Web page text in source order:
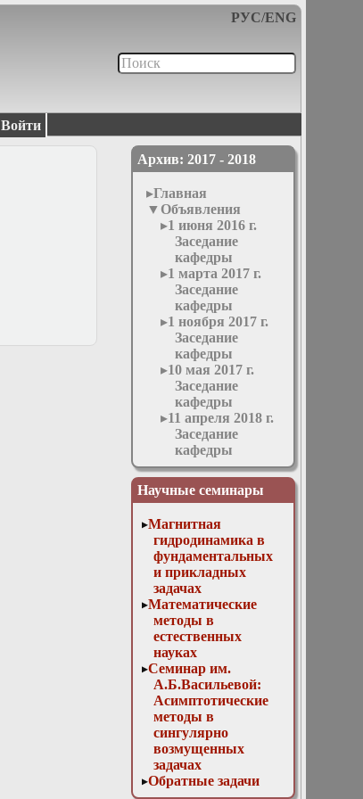
РУС/ENG
Войти
Архив: 2017 - 2018
Главная
Объявления
1 июня 2016 г.
Заседание
кафедры
1 марта 2017 г.
Заседание
кафедры
1 ноября 2017 г.
Заседание
кафедры
10 мая 2017 г.
Заседание
кафедры
11 апреля 2018 г.
Заседание
кафедры
11 мая 2016 г.
Заседание
кафедры
Заседание
кафедры
12 апреля 2017 г.
Заседание
кафедры
13 декабря 2017
г. Отчет
магистров
13 мая 2015 г.
Заседание
кафедры
14 декабря 2016
г. Отчет
аспирантов и
заседание
методической
комиссии
Научные семинары
Магнитная
гидродинамика в
фундаментальных
и прикладных
задачах
Математические
методы в
естественных
науках
Семинар им.
А.Б.Васильевой:
Асимптотические
методы в
сингулярно
возмущенных
задачах
Обратные задачи